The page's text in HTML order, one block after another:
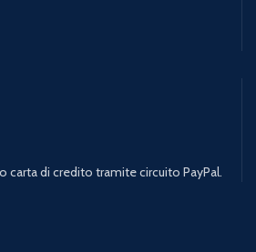
carta di credito tramite circuito PayPal.